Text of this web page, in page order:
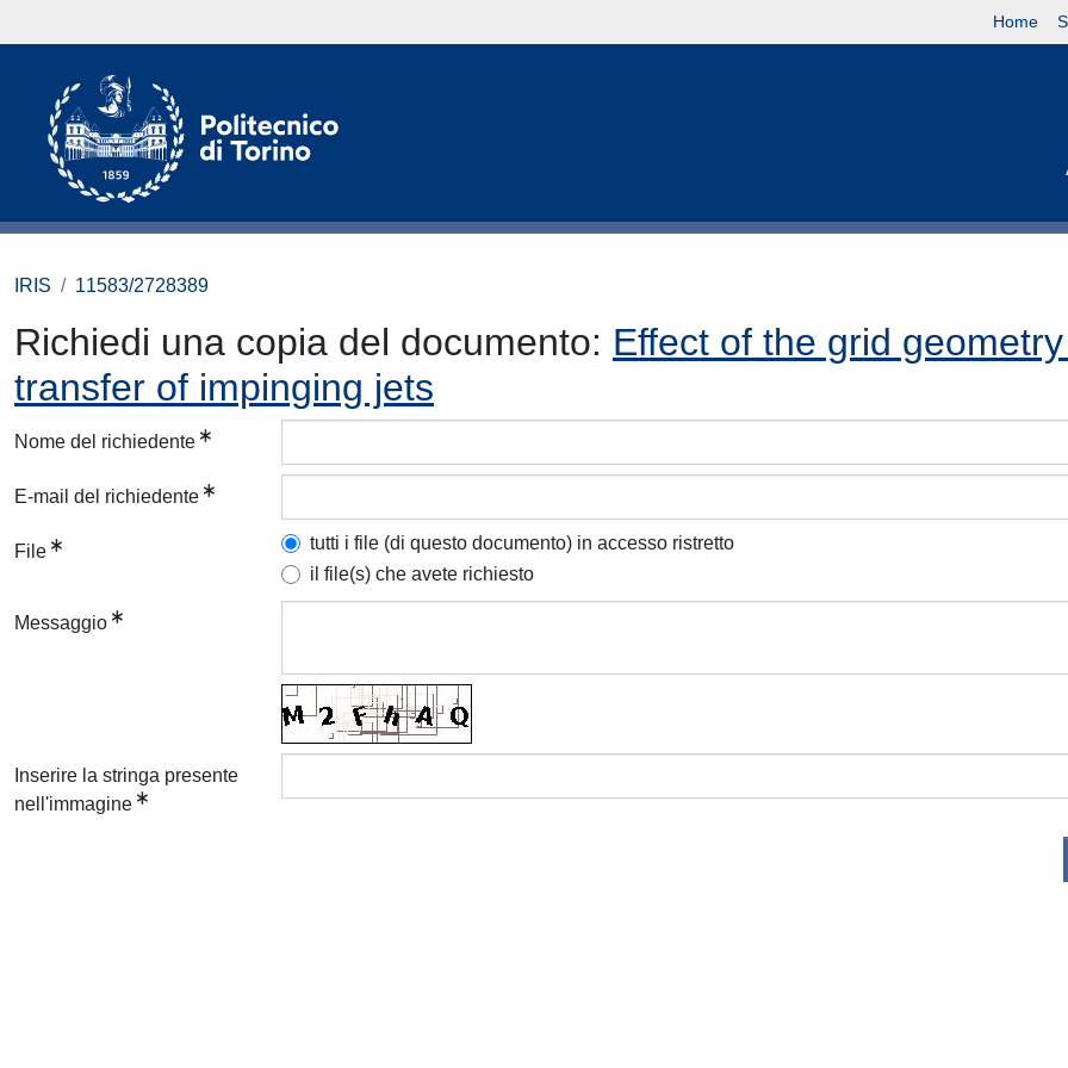
Home
IRIS 11583/2728389
Richiedi una copia del documento: Effect of the grid
transfer of impinging jets
Nome del richiedente
E-mail del richiedente
File
tutti i file (di questo documento) in accesso ristretto
il file(s) che avete richiesto
Messaggio
Inserire la stringa presente
nell'immagine